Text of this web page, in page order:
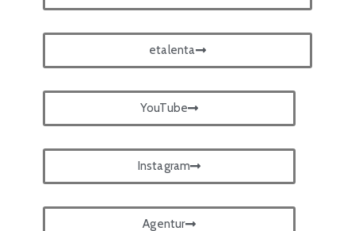
etalenta
YouTube
Instagram
Agentur